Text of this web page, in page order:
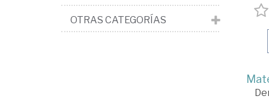
OTRAS CATEGORÍAS